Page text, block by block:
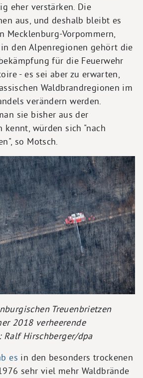
eher verstärken. Die
aus, und deshalb bleibt es
Mecklenburg-Vorpommern,
den Alpenregionen gehört die
für die Feuerwehr
- es sei aber zu erwarten,
Waldbrandregionen im
verändern werden.
sie bisher aus der
kennt, würden sich "nach
so Motsch.
Treuenbrietzen
2018 verheerende
Ralf Hirschberger/dpa
es in den besonders trockenen
sehr viel mehr Waldbrände